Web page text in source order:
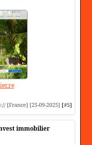
:// [France] [25-09-2025] [#5]
immobilier